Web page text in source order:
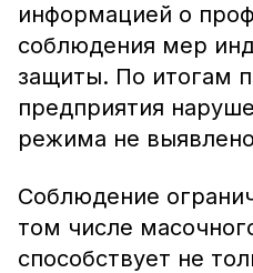
информацией о
соблюдения мер
защиты. По итогам
предприятия
режима не
Соблюдение
том числе
способствует не